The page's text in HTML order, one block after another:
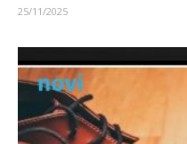
25/11/2025